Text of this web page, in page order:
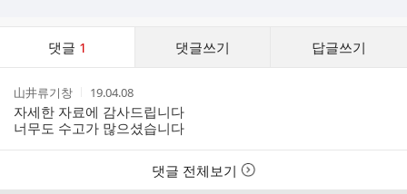
댓글 1 댓글쓰기 답글쓰기
트
작
성
자
山井류기창
작
성
시
간
19.04.08
자세한 자료에 감사드립니다
너무도 수고가 많으셨습니다
댓글 전체보기